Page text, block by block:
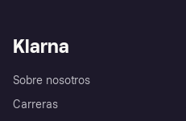
Klarna
Sobre nosotros
Carreras